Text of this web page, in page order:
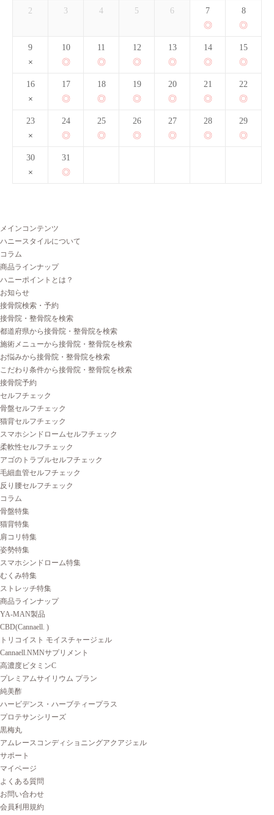
2 3 4 5 6 7 8
9 10 11 12 13 14 15
16 17 18 19 20 21 22
23 24 25 26 27 28 29
30 31
メインコンテンツ
ハニースタイルについて
コラム
商品ラインナップ
ハニーポイントとは？
お知らせ
接骨院検索・予約
接骨院・整骨院を検索
都道府県から接骨院・整骨院を検索
施術メニューから接骨院・整骨院を検索
お悩みから接骨院・整骨院を検索
こだわり条件から接骨院・整骨院を検索
接骨院予約
セルフチェック
骨盤セルフチェック
猫背セルフチェック
スマホシンドロームセルフチェック
柔軟性セルフチェック
アゴのトラブルセルフチェック
毛細血管セルフチェック
反り腰セルフチェック
コラム
骨盤特集
猫背特集
肩コリ特集
姿勢特集
スマホシンドローム特集
むくみ特集
ストレッチ特集
商品ラインナップ
YA-MAN製品
CBD(Cannaell. )
トリコイスト モイスチャージェル
Cannaell.NMNサプリメント
高濃度ビタミンC
プレミアムサイリウム プラン
純美酢
ハービデンス・ハーブティープラス
プロテサンシリーズ
黒梅丸
アムレースコンディショニングアクアジェル
サポート
マイページ
よくある質問
お問い合わせ
会員利用規約